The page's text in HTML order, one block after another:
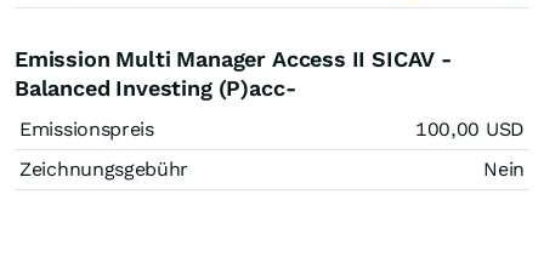
Emission Multi Manager Access II SICAV -
Balanced Investing (P)acc-
Emissionspreis 100,00 USD
Zeichnungsgebühr
Nein